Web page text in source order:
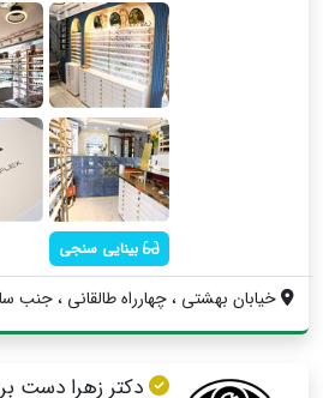
بینایی سنجی
خيابان بهشتي ، چهارراه طالقاني ، جنب ساخ...
دکتر زهرا دست